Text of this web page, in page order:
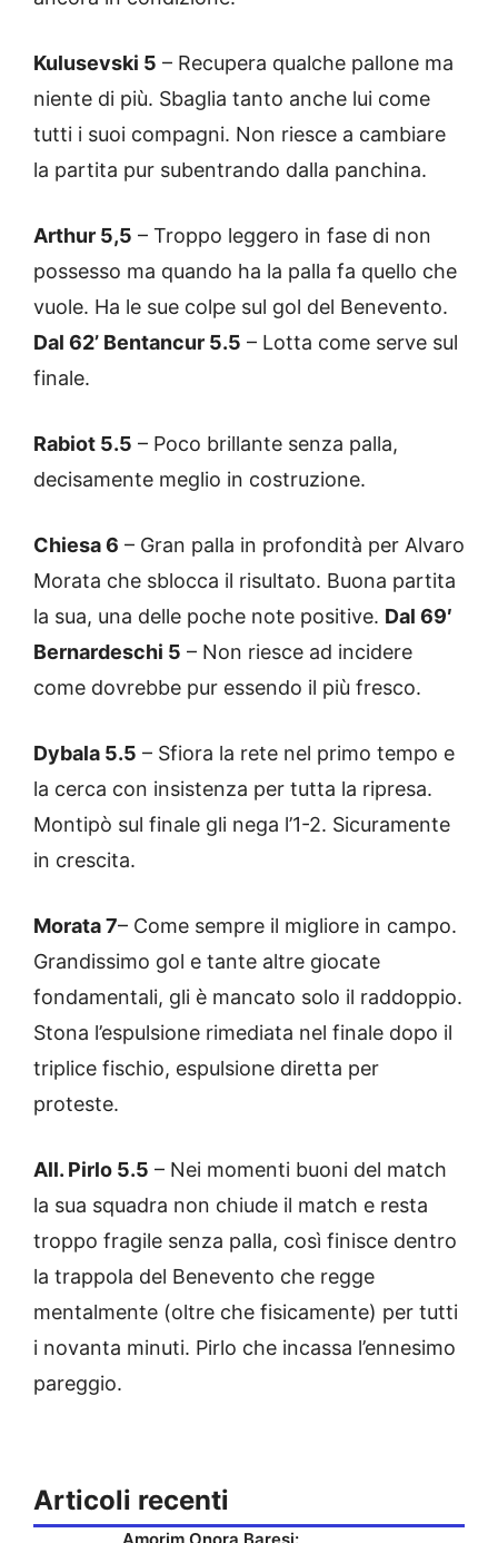
Kulusevski 5 – Recupera qualche pallone ma
niente di più. Sbaglia tanto anche lui come
tutti i suoi compagni. Non riesce a cambiare
la partita pur subentrando dalla panchina.
Arthur 5,5 – Troppo leggero in fase di non
possesso ma quando ha la palla fa quello che
vuole. Ha le sue colpe sul gol del Benevento.
Dal 62’ Bentancur 5.5 – Lotta come serve sul
finale.
Rabiot 5.5 – Poco brillante senza palla,
decisamente meglio in costruzione.
Chiesa 6 – Gran palla in profondità per Alvaro
Morata che sblocca il risultato. Buona partita
la sua, una delle poche note positive. Dal 69′
Bernardeschi 5 – Non riesce ad incidere
come dovrebbe pur essendo il più fresco.
Dybala 5.5 – Sfiora la rete nel primo tempo e
la cerca con insistenza per tutta la ripresa.
Montipò sul finale gli nega l’1-2. Sicuramente
in crescita.
Morata 7– Come sempre il migliore in campo.
Grandissimo gol e tante altre giocate
fondamentali, gli è mancato solo il raddoppio.
Stona l’espulsione rimediata nel finale dopo il
triplice fischio, espulsione diretta per
proteste.
All. Pirlo 5.5 – Nei momenti buoni del match
la sua squadra non chiude il match e resta
troppo fragile senza palla, così finisce dentro
la trappola del Benevento che regge
mentalmente (oltre che fisicamente) per tutti
i novanta minuti. Pirlo che incassa l’ennesimo
pareggio.
Articoli recenti